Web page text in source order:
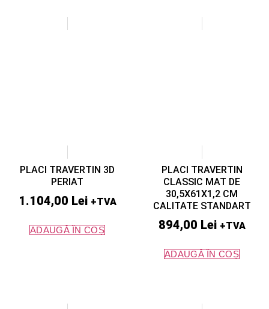
PLACI TRAVERTIN 3D
PERIAT
1.104,00 Lei +TVA
ADAUGĂ ÎN COȘ
PLACI TRAVERTIN
CLASSIC MAT DE
30,5X61X1,2 CM
CALITATE STANDART
894,00 Lei +TVA
ADAUGĂ ÎN COȘ